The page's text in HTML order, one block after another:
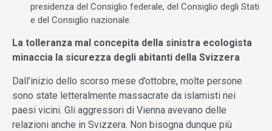
presidenza del Consiglio federale, del Consiglio degli Stati
e del Consiglio nazionale.
La tolleranza mal concepita della sinistra ecologista
minaccia la sicurezza degli abitanti della Svizzera
Dall’inizio dello scorso mese d’ottobre, molte persone
sono state letteralmente massacrate da islamisti nei
paesi vicini. Gli aggressori di Vienna avevano delle
relazioni anche in Svizzera. Non bisogna dunque più